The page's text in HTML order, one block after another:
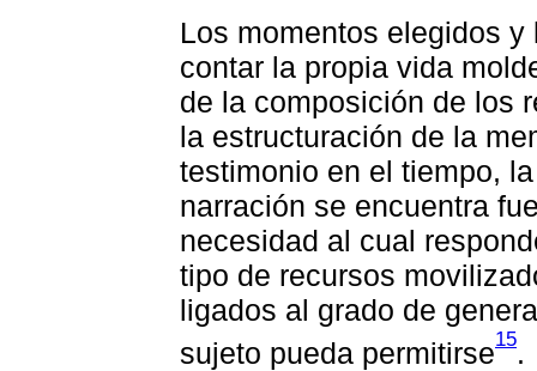
Los momentos elegidos
contar la propia vida
de la composición de los
la estructuración de la
testimonio en el tiempo,
narración se encuentra
necesidad al cual
tipo de recursos
ligados al grado de
sujeto pueda permitirse15.